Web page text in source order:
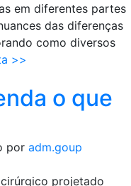
em diferentes partes
das diferenças
como diversos
>>
o que
por adm.goup
projetado